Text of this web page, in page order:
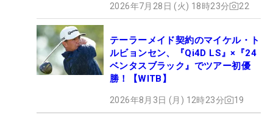
2026年7月28日 (火) 18時23分 22
テーラーメイド契約のマイケル・ト
ルビョンセン、『Qi4D LS』×『24
ベンタスブラック』でツアー初優
勝！【WITB】
2026年8月3日 (月) 12時23分 19